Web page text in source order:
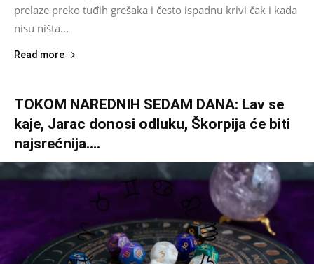
prelaze preko tuđih grešaka i često ispadnu krivi čak i kada
nisu ništa...
Read more
TOKOM NAREDNIH SEDAM DANA: Lav se
kaje, Jarac donosi odluku, Škorpija će biti
najsrećnija….